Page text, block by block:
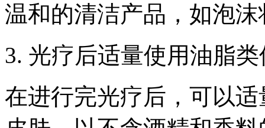
温和的清洁产品，如泡
3. 光疗后适量使用油脂
在进行完光疗后，可以